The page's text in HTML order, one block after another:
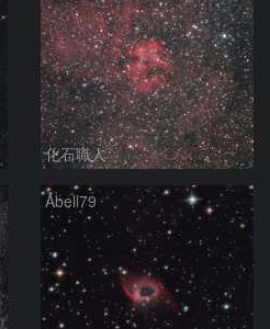
化石職人
Abell79